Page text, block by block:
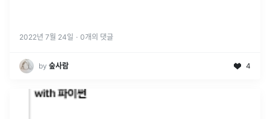
2022년 7월 24일 · 0개의 댓글
by 숲사람 4